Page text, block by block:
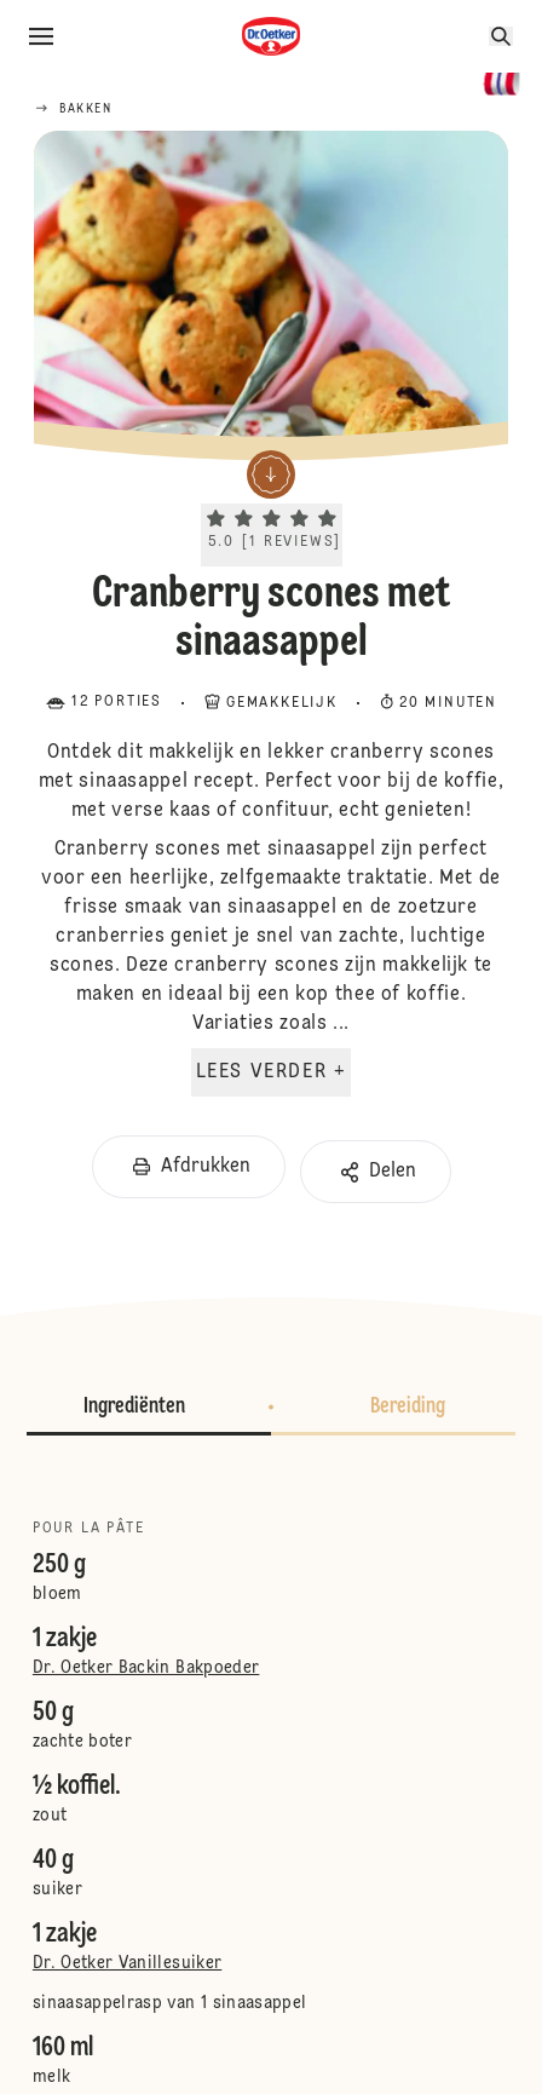
BAKKEN
Current rating 5.0. Click to rate.
5.0 [1 REVIEWS
Cranberry scones met
sinaasappel
12 PORTIES GEMAKKELIJK 20 MINUTEN
Ontdek dit makkelijk en lekker cranberry scones
met sinaasappel recept. Perfect voor bij de koffie,
met verse kaas of confituur, echt genieten!
Cranberry scones met sinaasappel zijn perfect
voor een heerlijke, zelfgemaakte traktatie. Met de
frisse smaak van sinaasappel en de zoetzure
cranberries geniet je snel van zachte, luchtige
scones. Deze cranberry scones zijn makkelijk te
maken en ideaal bij een kop thee of koffie.
Variaties zoals ...
LEES VERDER +
Afdrukken Delen
Ingrediënten Bereiding
POUR LA PÂTE
250 g
bloem
1 zakje
Dr. Oetker Backin Bakpoeder
50 g
zachte boter
½ koffiel.
zout
40 g
suiker
1 zakje
Dr. Oetker Vanillesuiker
sinaasappelrasp van 1 sinaasappel
160 ml
melk